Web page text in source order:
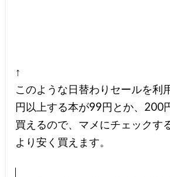
↑
このような日替わりセールを利
円以上する本が99円とか、200
買えるので、マメにチェックす
より安く買えます。